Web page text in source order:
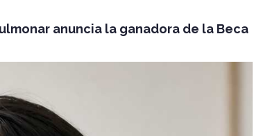
anuncia la ganadora de la Beca